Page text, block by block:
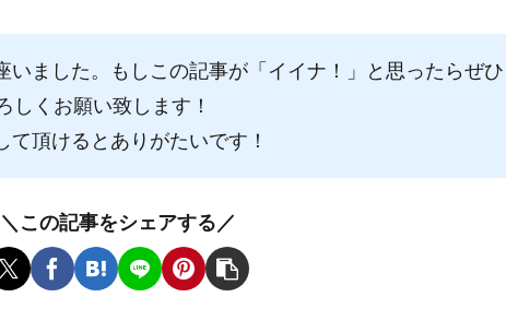
いました。もしこの記事が「イイナ！」と思ったらぜひ
しくお願い致します！
頂けるとありがたいです！
＼この記事をシェアする／